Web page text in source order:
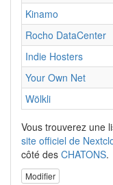
Kinamo
Rocho DataCenter
Indie Hosters
Your Own Net
Wölkli
Vous trouverez une
site officiel de
côté des CHATONS.
Modifier